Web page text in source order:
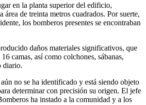
en la planta superior del edificio,
área de treinta metros cuadrados. Por suerte,
los bomberos presentes se encontraban
daños materiales significativos, que
camas, así como colchones, sábanas,
diario.
no se ha identificado y está siendo objeto
determinar con precisión su origen. El jefe
ha instado a la comunidad y a los